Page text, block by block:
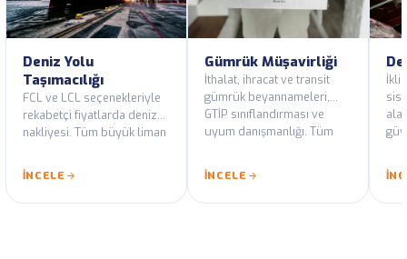
Deniz Yolu
Taşımacılığı
FCL ve LCL seçenekleriyle
rekabetçi fiyatlarda deniz
nakliyesi. Tüm büyük liman
servisler.
İNCELE
Gümrük Müşavirliği
İthalat, ihracat ve transit
gümrük beyannameleri,
GTİP sınıflandırması ve
uyum danışmanlığı. Tüm
yetkili temsilcilik.
İNCELE